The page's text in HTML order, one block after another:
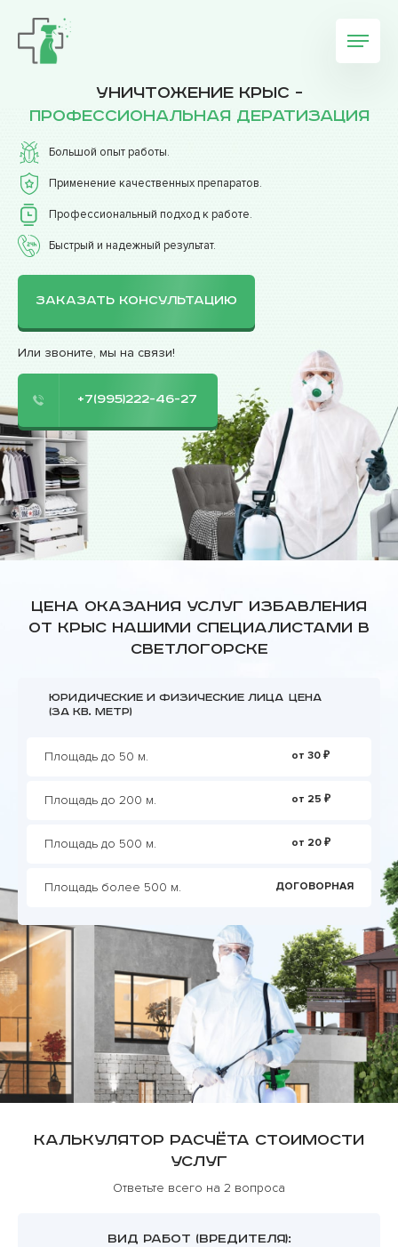
Уничтожение крыс -
профессиональная дератизация
Большой опыт работы.
Применение качественных препаратов.
Профессиональный подход к работе.
Быстрый и надежный результат.
ЗАКАЗАТЬ КОНСУЛЬТАЦИЮ
Или звоните, мы на связи!
+7(995)222-46-27
Цена оказания услуг избавления
от крыс нашими специалистами в
Светлогорске
Юридические и физические лица
(за кв. метр)
Цена
Площадь до 50 м. от 30 ₽
Площадь до 200 м. от 25 ₽
Площадь до 500 м. от 20 ₽
Площадь более 500 м. ДОГОВОРНАЯ
Калькулятор расчёта стоимости
услуг
Ответьте всего на 2 вопроса
ВИД РАБОТ (ВРЕДИТЕЛЯ):